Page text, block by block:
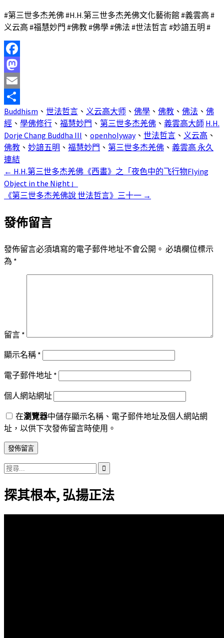
#第三世多杰羌佛 #H.H.第三世多杰羌佛文化藝術館 #義雲高 #
义云高 #福慧妙門 #佛教 #佛學 #佛法 #世法哲言 #妙諳五明 #
Facebook
Mastodon
Email
分
享
Buddhism 、 世法哲言 、 义云高大师 、 佛學 、 佛教 、 佛法 、 佛
經 、 學佛修行 、 福慧妙門 、 第三世多杰羌佛 、 義雲高大師 H.H.
Dorje Chang Buddha III 、 openholyway、 世法哲言 、 义云高 、
佛教 、 妙諳五明 、 福慧妙門 、 第三世多杰羌佛 、 義雲高 永久
連結
文
章
導
覽
← H.H.第三世多杰羌佛《西畫》之「夜色中的飞行物Flying
Object in the Night」
《第三世多杰羌佛說 世法哲言》三十一 →
發佈留言
發佈留言必須填寫的電子郵件地址不會公開。 必填欄位標示
為 *
留言 *
顯示名稱 *
電子郵件地址 *
個人網站網址
在瀏覽器中儲存顯示名稱、電子郵件地址及個人網站網
址，以供下次發佈留言時使用。
搜
關
鍵
字:
探其根本, 弘揚正法